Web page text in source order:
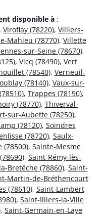
disponible à :
, Viroflay (78220), Villiers-
Mahieu (78770), Villette
sur-Seine (78670),
, Vicq (78490), Vert
(78540), Verneuil-
(78140), Vaux-sur-
, Trappes (78190),
(78770), Thiverval-
sur-Aubette (78250),
(78120), Soindres
(78720), Saulx-
(78500), Sainte-Mesme
, Saint-Rémy-lès-
Bretêche (78860), Saint-
Martin-de-Bréthencourt
(78610), Saint-Lambert
, Saint-Illiers-la-Ville
, Saint-Germain-en-Laye